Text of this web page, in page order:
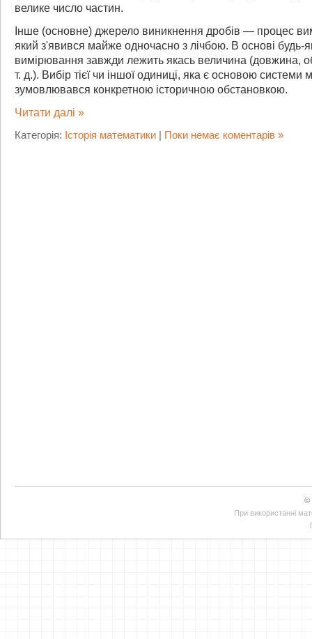
велике число частин.
Інше (основне) джерело виникнення дробів — процес
який з'явився майже одночасно з лічбою. В основі будь-
вимірювання завжди лежить якась величина (довжина,
т. д.). Вибір тієї чи іншої одиниці, яка є основою системи
зумовлювався конкретною історичною обстановкою.
Читати далі »
Категорія: Історія математики Поки немає коментарів »
©
При використанні